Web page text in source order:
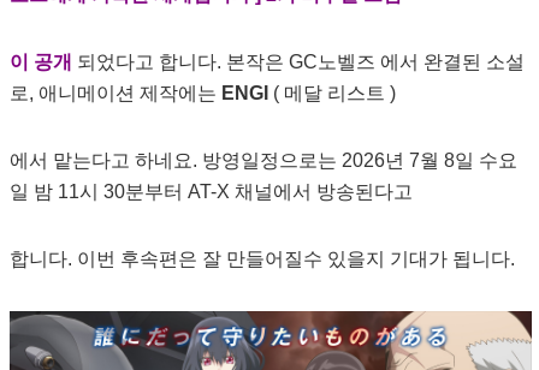
이 공개 되었다고 합니다. 본작은 GC노벨즈 에서 완결된 소설
로, 애니메이션 제작에는 ENGI ( 메달 리스트 )
에서 맡는다고 하네요. 방영일정으로는 2026년 7월 8일 수요
일 밤 11시 30분부터 AT-X 채널에서 방송된다고
합니다. 이번 후속편은 잘 만들어질수 있을지 기대가 됩니다.